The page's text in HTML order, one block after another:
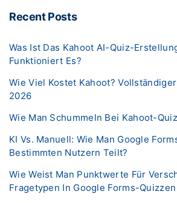
Recent Posts
Was Ist Das Kahoot AI-Quiz-
Funktioniert Es?
Wie Viel Kostet Kahoot?
2026
Wie Man Schummeln Bei Kahoot-
KI Vs. Manuell: Wie Man Google
Bestimmten Nutzern Teilt?
Wie Weist Man Punktwerte Für
Fragetypen In Google Forms-Quizzen